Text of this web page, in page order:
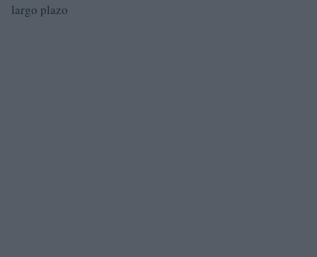
largo plazo